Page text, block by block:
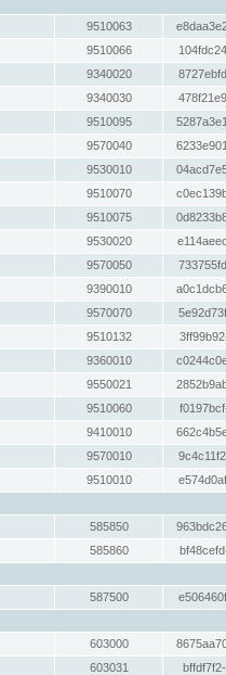
9510063
9510066
9340020
9340030
9510095
9570040
9530010
9510070
9510075
9530020
9570050
9390010
9570070
9510132
9360010
9550021
9510060
9410010
9570010
9510010
585850
585860
587500
603000
603031